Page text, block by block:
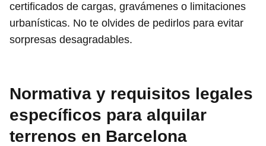
certificados de cargas, gravámenes o limitaciones
urbanísticas. No te olvides de pedirlos para evitar
sorpresas desagradables.
Normativa y requisitos legales
específicos para alquilar
terrenos en Barcelona